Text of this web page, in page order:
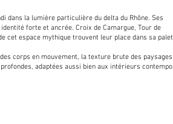
dans la lumière particulière du delta du Rhône. Ses
forte et ancrée. Croix de Camargue, Tour de
cet espace mythique trouvent leur place dans sa
corps en mouvement, la texture brute des paysages
adaptées aussi bien aux intérieurs